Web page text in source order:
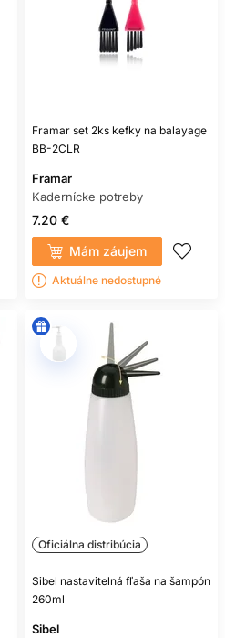
Framar set 2ks kefky na balayage
BB-2CLR
Framar
Kadernícke potreby
7.20 €
Mám záujem
Aktuálne nedostupné
Oficiálna distribúcia
Sibel nastavitelná fľaša na šampón
260ml
Sibel